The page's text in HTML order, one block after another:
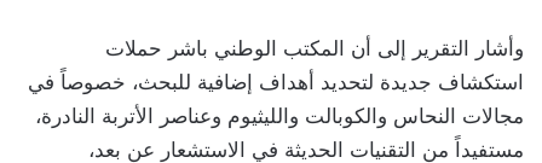
وأشار التقرير إلى أن المكتب الوطني باشر حملات
استكشاف جديدة لتحديد أهداف إضافية للبحث، خصوصاً في
مجالات النحاس والكوبالت والليثيوم وعناصر الأتربة النادرة،
مستفيداً من التقنيات الحديثة في الاستشعار عن بعد،